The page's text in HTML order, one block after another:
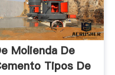
Molienda De
Tipos De